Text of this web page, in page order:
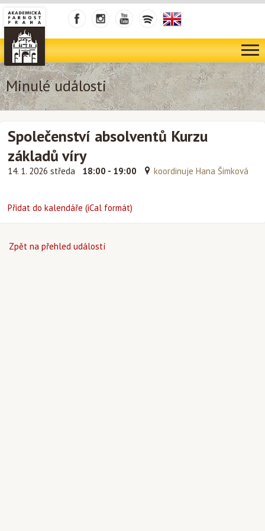
Minulé události
Společenství absolventů Kurzu
základů víry
14. 1. 2026 středa 18:00 - 19:00 koordinuje Hana Šimková
Přidat do kalendáře (iCal formát)
Zpět na přehled událostí